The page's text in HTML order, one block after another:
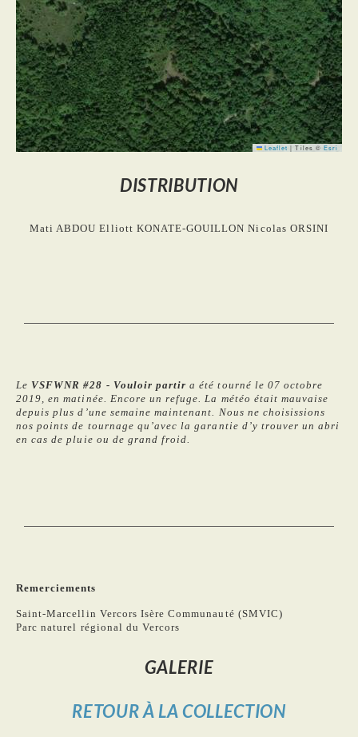
Leaflet | Tiles © Esri
DISTRIBUTION
Mati ABDOU Elliott KONATE-GOUILLON Nicolas ORSINI
Le VSFWNR #28 - Vouloir partir a été tourné le 07 octobre
2019, en matinée. Encore un refuge. La météo était mauvaise
depuis plus d’une semaine maintenant. Nous ne choisissions
nos points de tournage qu’avec la garantie d’y trouver un abri
en cas de pluie ou de grand froid.
Remerciements
Saint-Marcellin Vercors Isère Communauté (SMVIC)
Parc naturel régional du Vercors
GALERIE
RETOUR À LA COLLECTION